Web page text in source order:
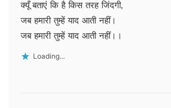
क्यूँ बताएं कि है किस तरह जिंदगी,
जब हमारी तुम्हें याद आती नहीं।
जब हमारी तुम्हें याद आती नहीं।।
Loading...